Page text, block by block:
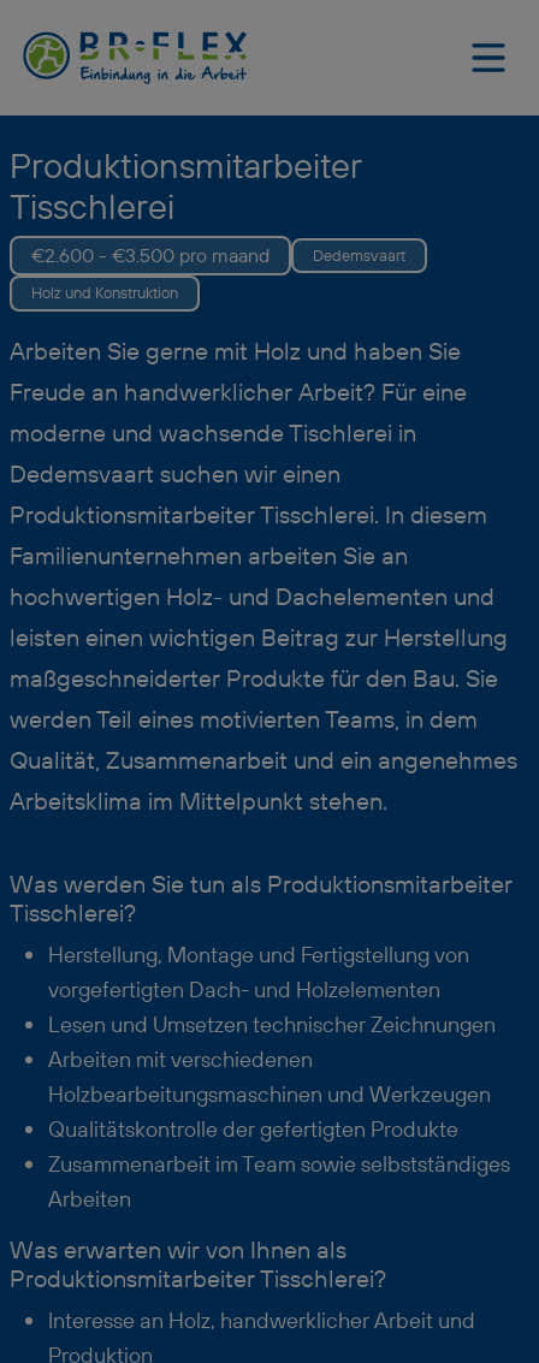
Produktionsmitarbeiter
Tisschlerei
€2.600 - €3.500 pro maand
Dedemsvaart
Holz und Konstruktion
Arbeiten Sie gerne mit Holz und haben Sie
Freude an handwerklicher Arbeit? Für eine
moderne und wachsende Tischlerei in
Dedemsvaart suchen wir einen
Produktionsmitarbeiter Tisschlerei. In diesem
Familienunternehmen arbeiten Sie an
hochwertigen Holz- und Dachelementen und
leisten einen wichtigen Beitrag zur Herstellung
maßgeschneiderter Produkte für den Bau. Sie
werden Teil eines motivierten Teams, in dem
Qualität, Zusammenarbeit und ein angenehmes
Arbeitsklima im Mittelpunkt stehen.
Was werden Sie tun als Produktionsmitarbeiter
Tisschlerei?
Herstellung, Montage und Fertigstellung von
vorgefertigten Dach- und Holzelementen
Lesen und Umsetzen technischer Zeichnungen
Arbeiten mit verschiedenen
Holzbearbeitungsmaschinen und Werkzeugen
Qualitätskontrolle der gefertigten Produkte
Zusammenarbeit im Team sowie selbstständiges
Arbeiten
Was erwarten wir von Ihnen als
Produktionsmitarbeiter Tisschlerei?
Interesse an Holz, handwerklicher Arbeit und
Produktion